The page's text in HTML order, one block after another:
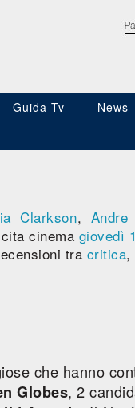
Guida Tv News
Clarkson, Andre
cinema giovedì
tra critica,
che hanno
Globes, 2